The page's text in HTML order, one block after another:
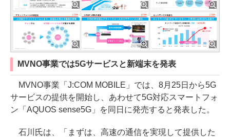
MVNO事業では5Gサービスと新端末を発表
MVNO事業「J:COM MOBILE」では、8月25日から5G
サービスの提供を開始し、あわせて5G対応スマートフォ
ン「AQUOS sense5G」を同日に発売すると発表した。
石川氏は、「まずは、高速の通信を実現して提供した